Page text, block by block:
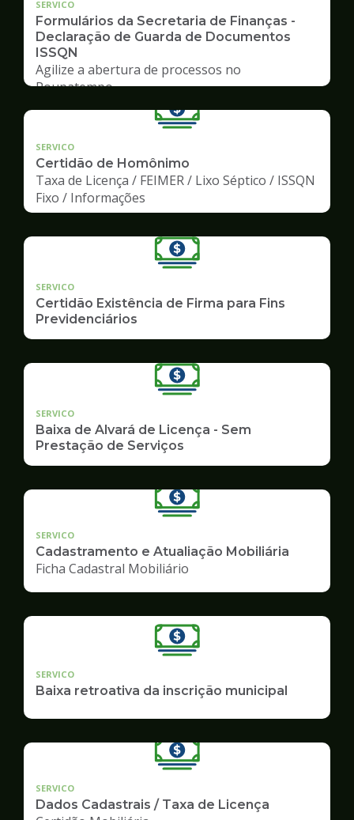
SERVICO
Formulários da Secretaria de Finanças -
Declaração de Guarda de Documentos
ISSQN
Agilize a abertura de processos no
Poupatempo
SERVICO
Certidão de Homônimo
Taxa de Licença / FEIMER / Lixo Séptico / ISSQN
Fixo / Informações
SERVICO
Certidão Existência de Firma para Fins
Previdenciários
SERVICO
Baixa de Alvará de Licença - Sem
Prestação de Serviços
SERVICO
Cadastramento e Atualiação Mobiliária
Ficha Cadastral Mobiliário
SERVICO
Baixa retroativa da inscrição municipal
SERVICO
Dados Cadastrais / Taxa de Licença